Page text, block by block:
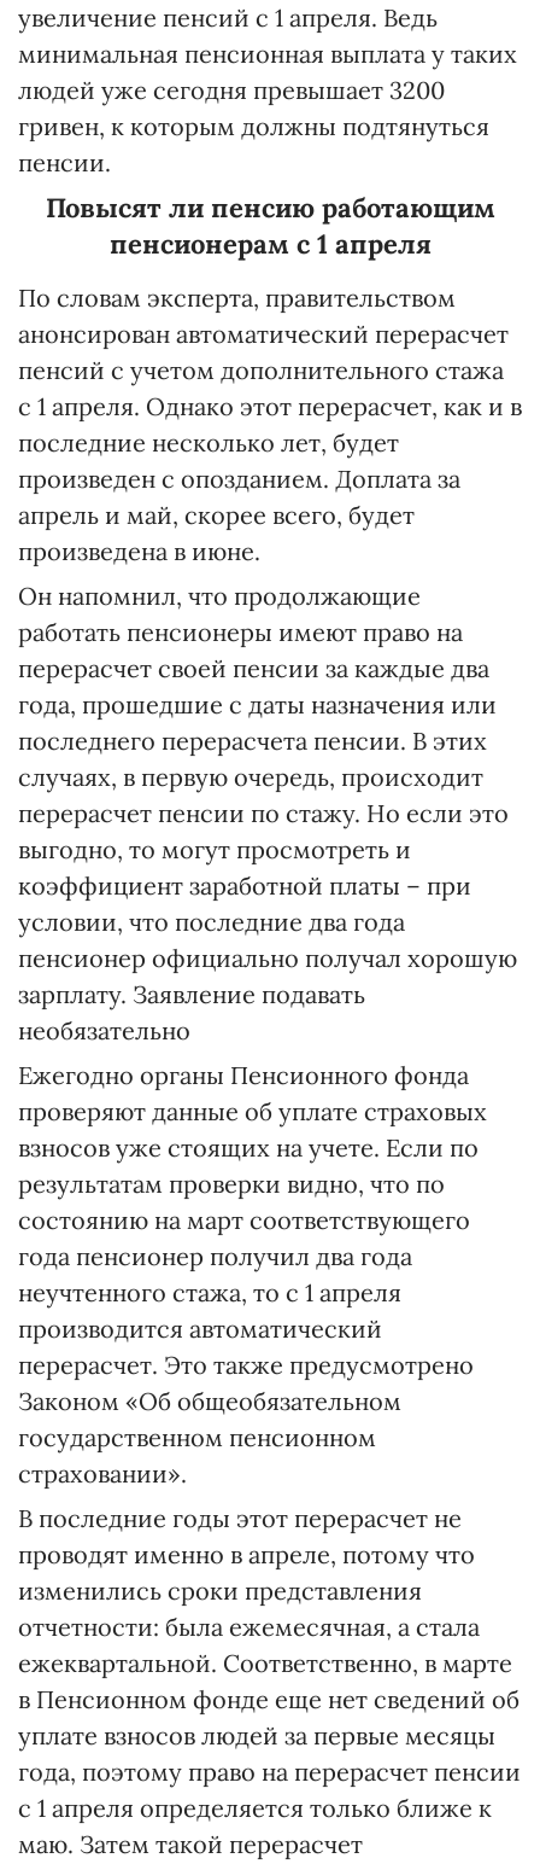
увеличение пенсий с 1 апреля. Ведь
минимальная пенсионная выплата у таких
людей уже сегодня превышает 3200
гривен, к которым должны подтянуться
пенсии.
Повысят ли пенсию работающим
пенсионерам с 1 апреля
По словам эксперта, правительством
анонсирован автоматический перерасчет
пенсий с учетом дополнительного стажа
с 1 апреля. Однако этот перерасчет, как и в
последние несколько лет, будет
произведен с опозданием. Доплата за
апрель и май, скорее всего, будет
произведена в июне.
Он напомнил, что продолжающие
работать пенсионеры имеют право на
перерасчет своей пенсии за каждые два
года, прошедшие с даты назначения или
последнего перерасчета пенсии. В этих
случаях, в первую очередь, происходит
перерасчет пенсии по стажу. Но если это
выгодно, то могут просмотреть и
коэффициент заработной платы – при
условии, что последние два года
пенсионер официально получал хорошую
зарплату. Заявление подавать
необязательно
Ежегодно органы Пенсионного фонда
проверяют данные об уплате страховых
взносов уже стоящих на учете. Если по
результатам проверки видно, что по
состоянию на март соответствующего
года пенсионер получил два года
неучтенного стажа, то с 1 апреля
производится автоматический
перерасчет. Это также предусмотрено
Законом «Об общеобязательном
государственном пенсионном
страховании».
В последние годы этот перерасчет не
проводят именно в апреле, потому что
изменились сроки представления
отчетности: была ежемесячная, а стала
ежеквартальной. Соответственно, в марте
в Пенсионном фонде еще нет сведений об
уплате взносов людей за первые месяцы
года, поэтому право на перерасчет пенсии
с 1 апреля определяется только ближе к
маю. Затем такой перерасчет